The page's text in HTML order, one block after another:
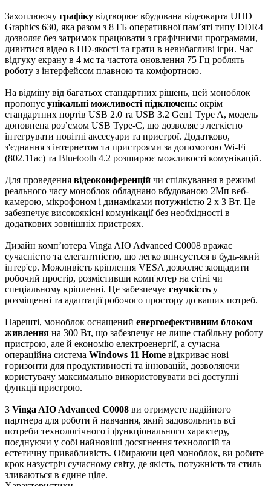
Захоплюючу графіку відтворює вбудована відеокарта UHD
Graphics 630, яка разом з 8 ГБ оперативної пам’яті типу DDR4
дозволяє без затримок працювати з графічними програмами,
дивитися відео в HD-якості та грати в невибагливі ігри. Час
відгуку екрану в 4 мс та частота оновлення 75 Гц роблять
роботу з інтерфейсом плавною та комфортною.
На відміну від багатьох стандартних рішень, цей моноблок
пропонує унікальні можливості підключень: окрім
стандартних портів USB 2.0 та USB 3.2 Gen1 Type A, модель
доповнена роз’ємом USB Type-C, що дозволяє з легкістю
інтегрувати новітні аксесуари та пристрої. Додатково,
з'єднання з інтернетом та пристроями за допомогою Wi-Fi
(802.11ac) та Bluetooth 4.2 розширює можливості комунікацій.
Для проведення відеоконференцій чи спілкування в режимі
реального часу моноблок обладнано вбудованою 2Мп веб-
камерою, мікрофоном і динаміками потужністю 2 x 3 Вт. Це
забезпечує високоякісні комунікації без необхідності в
додаткових зовнішніх пристроях.
Дизайн комп’ютера Vinga AIO Advanced C0008 вражає
сучасністю та елегантністю, що легко вписується в будь-який
інтер'єр. Можливість кріплення VESA дозволяє заощадити
робочий простір, розмістивши комп'ютер на стіні чи
спеціальному кріпленні. Це забезпечує гнучкість у
розміщенні та адаптації робочого простору до ваших потреб.
Нарешті, моноблок оснащений енергоефективним блоком
живлення на 300 Вт, що забезпечує не лише стабільну роботу
пристрою, але й економію електроенергії, а сучасна
операційна система Windows 11 Home відкриває нові
горизонти для продуктивності та інновацій, дозволяючи
користувачу максимально використовувати всі доступні
функції пристрою.
З Vinga AIO Advanced C0008 ви отримуєте надійного
партнера для роботи й навчання, який задовольнить всі
потреби технологічного і функціонального характеру,
поєднуючи у собі найновіші досягнення технологій та
естетичну привабливість. Обираючи цей моноблок, ви робите
крок назустріч сучасному світу, де якість, потужність та стиль
зливаються в єдине ціле.